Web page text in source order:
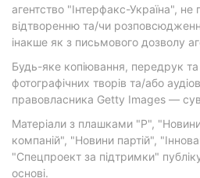
агентство "Інтерфакс-Україна",
відтворенню та/чи
інакше як з письмового дозволу
Будь-яке копіювання, передрук та
фотографічних творів та/або
правовласника Getty Images —
Матеріали з плашками "Р",
компаній", "Новини партій",
"Спецпроект за підтримки"
основі.